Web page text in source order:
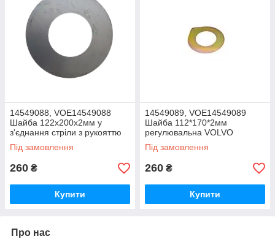
14549088, VOE14549088
Шайба 122х200х2мм у
з'єднання стріли з рукояттю
VOLVO
Під замовлення
260 ₴
Купити
14549089, VOE14549089
Шайба 112*170*2мм
регулювальна VOLVO
Під замовлення
260 ₴
Купити
Про нас